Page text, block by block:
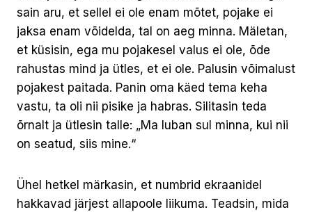
sain aru, et sellel ei ole enam mõtet, pojake ei
jaksa enam võidelda, tal on aeg minna. Mäletan,
et küsisin, ega mu pojakesel valus ei ole, õde
rahustas mind ja ütles, et ei ole. Palusin võimalust
pojakest paitada. Panin oma käed tema keha
vastu, ta oli nii pisike ja habras. Silitasin teda
õrnalt ja ütlesin talle: „Ma luban sul minna, kui nii
on seatud, siis mine.“
Ühel hetkel märkasin, et numbrid ekraanidel
hakkavad järjest allapoole liikuma. Teadsin, mida